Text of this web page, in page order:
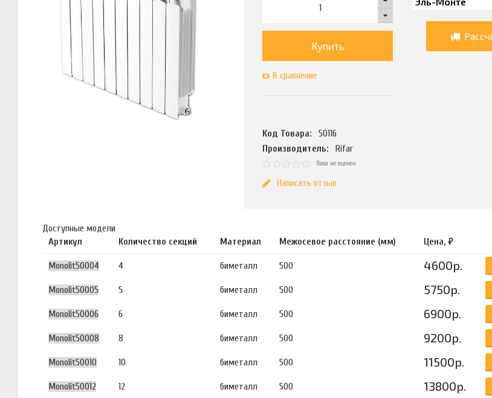
Купить
В сравнение
Код Товара:
50116
Производитель:
Rifar
Пока не оценен
Написать отзыв
Доступные модели
Артикул
Количество секций Материал Межосевое расстояние (мм) Цена, ₽
Monolit50004 4 биметалл 500 4600р.
Monolit50005 5 биметалл 500 5750р.
Monolit50006 6 биметалл 500 6900р.
Monolit50008 8 биметалл 500 9200р.
Monolit50010 10 биметалл 500 11500р.
Monolit50012 12 биметалл 500 13800р.